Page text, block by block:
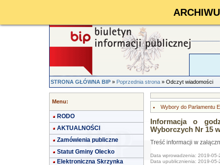
STRONA GŁÓWNA BIP»Poprzednia strona» Odczyt wiadomości
Menu:
RODO
AKTUALNOŚCI
Zamówienia publiczne
Statut Gminy Olecko
Elektroniczna Skrzynka
Wybory do Parlamentu
Informacja o
Wyborczych Nr 15
Treść informacji w
Data wprowadzenia: 2019-05-
Data upublicznienia: 2019-05-